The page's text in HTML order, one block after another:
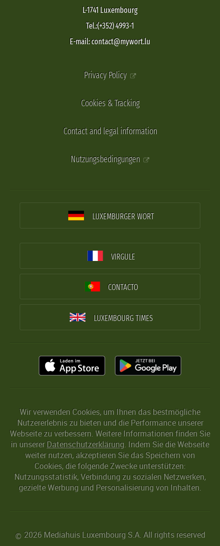
L-1741 Luxembourg
Tel.:(+352) 4993-1
E-mail: contact@mywort.lu
Privacy Policy
Cookies & Tracking
Contact and legal information
Nutzungsbedingungen
LUXEMBURGER WORT
VIRGULE
CONTACTO
LUXEMBOURG TIMES
Wir verwenden Cookies, um Ihnen das bestmögliche
Nutzererlebnis zu bieten und die Performance unserer
Webseite zu verbessern. Weitere Informationen finden Sie
in unserer Datenschutzerklärung. Indem Sie die Webseite
weiter nutzen, akzeptieren Sie das Speichern von
Cookies, die folgende Zwecke unterstützen:
Nutzungsstatistik, Verbindung zu sozialen Netzwerken,
gezielte Werbung und Personalisierung von Inhalten.
© 2026 Mediahuis Luxembourg S.A. All rights reserved